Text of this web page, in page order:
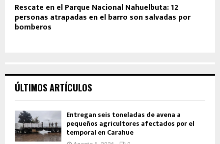
Rescate en el Parque Nacional Nahuelbuta: 12
personas atrapadas en el barro son salvadas por
bomberos
ÚLTIMOS ARTÍCULOS
Entregan seis toneladas de avena a
pequeños agricultores afectados por el
temporal en Carahue